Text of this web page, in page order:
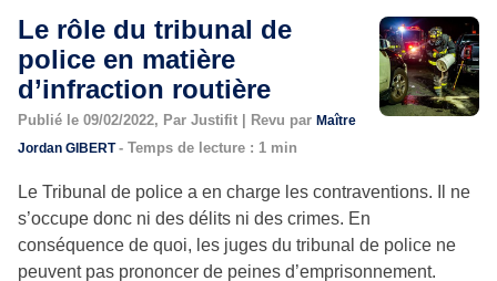
Le rôle du tribunal de
police en matière
d’infraction routière
Publié le 09/02/2022, Par Justifit | Revu par Maître
Jordan GIBERT- Temps de lecture : 1 min
Le Tribunal de police a en charge les contraventions. Il ne
s’occupe donc ni des délits ni des crimes. En
conséquence de quoi, les juges du tribunal de police ne
peuvent pas prononcer de peines d’emprisonnement.